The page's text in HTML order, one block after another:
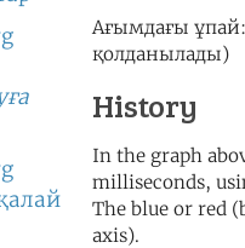
Ағымдағы ұпай:
қолданылады)
History
In the graph
milliseconds,
The blue or red
axis).